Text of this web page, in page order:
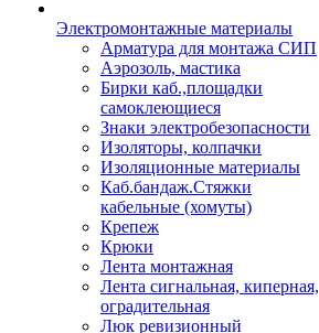
Электромонтажные материалы
Арматура для монтажа СИП
Аэрозоль, мастика
Бирки каб.,площадки
самоклеющиеся
Знаки электробезопасности
Изоляторы, колпачки
Изоляционные материалы
Каб.бандаж.Стяжки
кабельные (хомуты)
Крепеж
Крюки
Лента монтажная
Лента сигнальная, киперная,
оградительная
Люк ревизионный